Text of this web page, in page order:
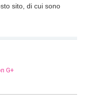
sito, di cui sono
G+